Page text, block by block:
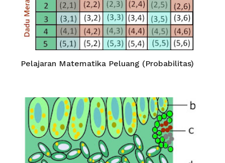
Pelajaran Matematika Peluang (Probabilitas)